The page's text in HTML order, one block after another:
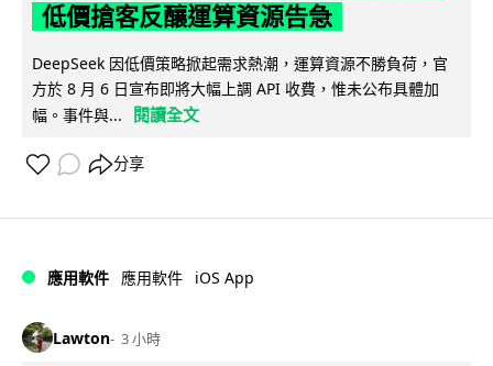
低價搶客反釀運算資源告急
DeepSeek 因低價策略掀起需求熱潮，運算資源不勝負荷，官
方於 8 月 6 日宣布即將大幅上調 API 收費，惟未公布具體加
幅。事件與...
閱讀全文
分享
應用軟件 應用軟件 iOS App
Lawton 3 小時